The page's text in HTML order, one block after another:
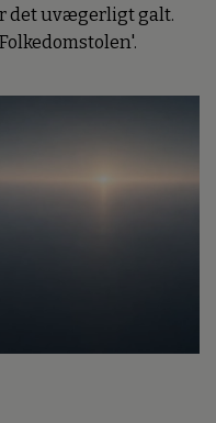
det uvægerligt galt.